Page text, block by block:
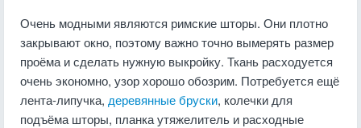
Очень модными являются римские шторы. Они плотно
закрывают окно, поэтому важно точно вымерять размер
проёма и сделать нужную выкройку. Ткань расходуется
очень экономно, узор хорошо обозрим. Потребуется ещё
лента-липучка, деревянные бруски, колечки для
подъёма шторы, планка утяжелитель и расходные